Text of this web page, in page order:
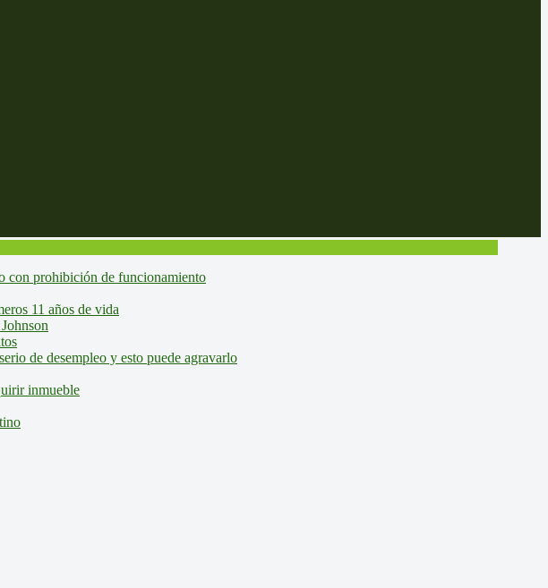
con prohibición de funcionamiento
11 años de vida
de desempleo y esto puede agravarlo
inmueble